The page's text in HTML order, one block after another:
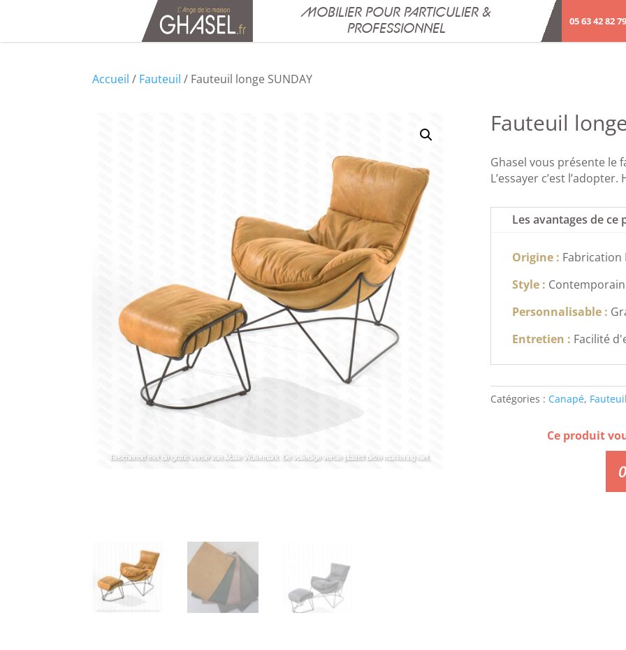
MOBILIER POUR PARTICULIER &
PROFESSIONNEL
05 63 42 82 79
Accueil / Fauteuil / Fauteuil longe SUNDAY
Fauteuil
Ghasel vous présente le
L’essayer c’est
Les avantages de ce
Origine : Fabrication
Style :
Personnalisable :
Entretien : Facilité
Catégories : Canapé, Fauteuil
Ce produit